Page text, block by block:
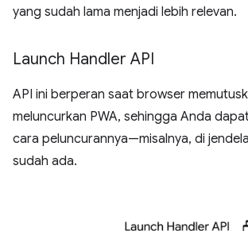
yang sudah lama menjadi lebih relevan.
Launch Handler API
API ini berperan saat browser
meluncurkan PWA, sehingga Anda
cara peluncurannya—misalnya, di
sudah ada.